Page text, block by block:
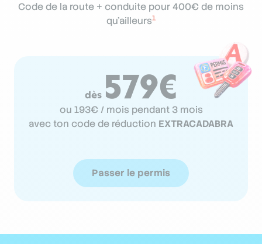
Code de la route + conduite pour 400€ de moins
qu'ailleurs1
dès 579€
ou 193€ / mois pendant 3 mois
avec ton code de réduction EXTRACADABRA
Passer le permis